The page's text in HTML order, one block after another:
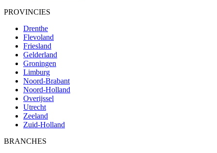
PROVINCIES
Drenthe
Flevoland
Friesland
Gelderland
Groningen
Limburg
Noord-Brabant
Noord-Holland
Overijssel
Utrecht
Zeeland
Zuid-Holland
BRANCHES